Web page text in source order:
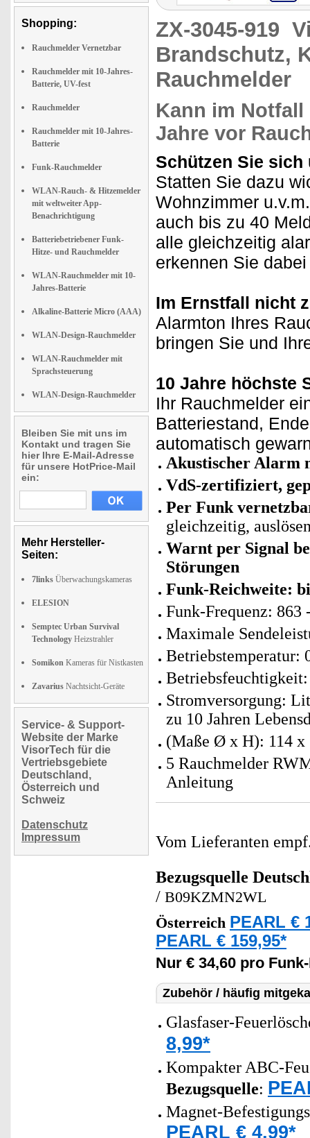
Shopping:
Rauchmelder Vernetzbar
Rauchmelder mit 10-Jahres-
Batterie, UV-fest
Rauchmelder
Rauchmelder mit 10-Jahres-
Batterie
Funk-Rauchmelder
WLAN-Rauch- & Hitzemelder
mit weltweiter App-
Benachrichtigung
Batteriebetriebener Funk-
Hitze- und Rauchmelder
WLAN-Rauchmelder mit 10-
Jahres-Batterie
Alkaline-Batterie Micro (AAA)
WLAN-Design-Rauchmelder
WLAN-Rauchmelder mit
Sprachsteuerung
WLAN-Design-Rauchmelder
Bleiben Sie mit uns im
Kontakt und tragen Sie
hier Ihre E-Mail-Adresse
für unsere HotPrice-Mail
ein:
Mehr Hersteller-
Seiten:
7links Überwachungskameras
ELESION
Semptec Urban Survival
Technology Heizstrahler
Somikon Kameras für Nistkasten
Zavarius Nachtsicht-Geräte
Service- & Support-
Website der Marke
VisorTech für die
Vertriebsgebiete
Deutschland,
Österreich und
Schweiz
Datenschutz
Impressum
ZX-3045-919
Brandschutz,
Rauchmelder
Kann im
Jahre vor
Schützen Sie sich
Statten Sie dazu
Wohnzimmer
auch bis zu 40
alle gleichzeitig
erkennen Sie
Im Ernstfall nicht
Alarmton Ihres
bringen Sie und
10 Jahre höchste
Ihr Rauchmelder
Batteriestand,
automatisch
Akustischer Alarm
VdS-zertifiziert,
Per Funk
gleichzeitig,
Warnt per Signal
Störungen
Funk-Reichweite:
Funk-Frequenz: 863
Maximale
Betriebstemperatur:
Stromversorgung:
zu 10 Jahren
(Maße Ø x H): 114 x
5 Rauchmelder
Anleitung
Vom Lieferanten
Bezugsquelle
/ B09KZMN2WL
Österreich PEARL €
PEARL € 159,95*
Nur € 34,60 pro
Zubehör / häufig
Glasfaser-
8,99*
Kompakter ABC-
Bezugsquelle:
Magnet-
PEARL € 4,99*